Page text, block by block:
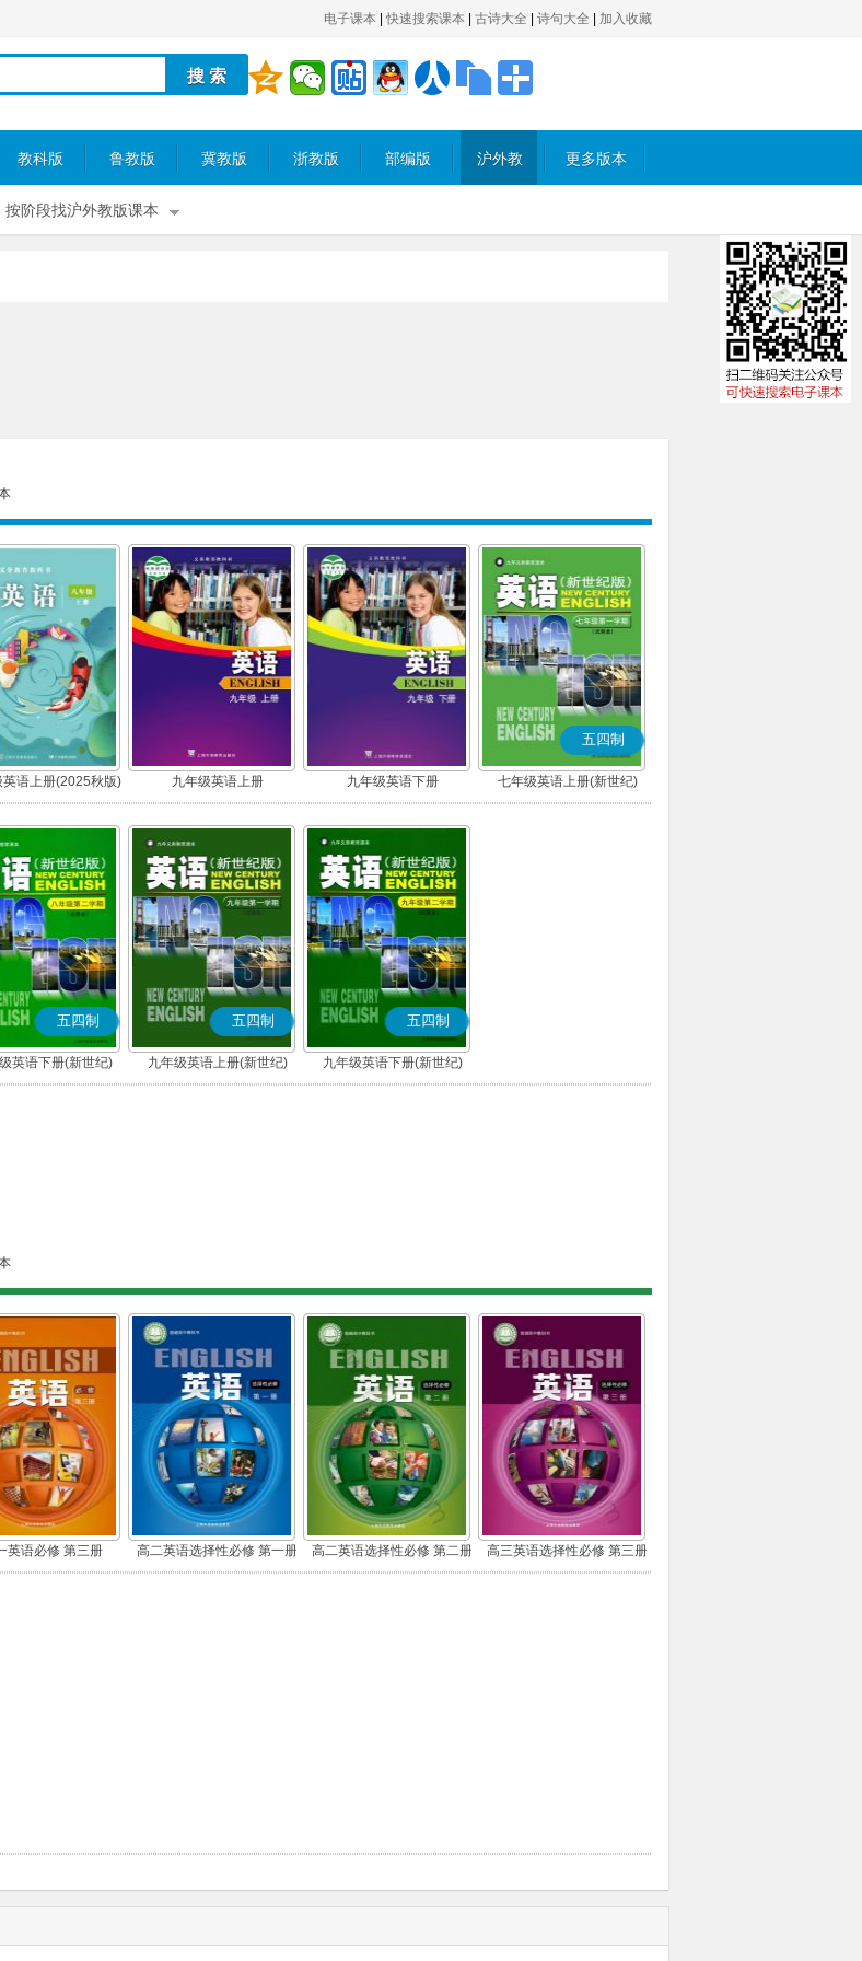
电子课本 快速搜索课本 古诗大全 诗句大全 加入收藏
教科版 鲁教版 冀教版 浙教版 部编版 沪外教 更多版本
按阶段找沪外教版课本
英语上册(2025秋版) 九年级英语上册 九年级英语下册
五四制
七年级英语上册(新世纪)
五四制
英语下册(新世纪)
五四制
九年级英语上册(新世纪)
五四制
九年级英语下册(新世纪)
英语必修 第三册 高二英语选择性必修 第一册 高二英语选择性必修 第二册 高三英语选择性必修 第三册